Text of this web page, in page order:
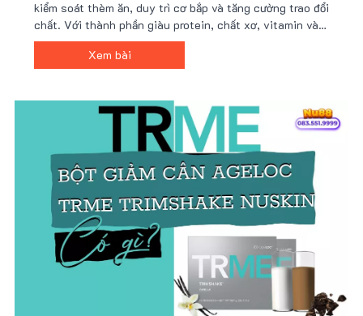
kiểm soát thèm ăn, duy trì cơ bắp và tăng cường trao đổi
chất. Với thành phần giàu protein, chất xơ, vitamin và
khoáng chất, Trimshake hỗ trợ cải thiện vóc dáng hiệu
quả. Mua ngay tại Nu88 để có giá ưu đãi!
Xem bài